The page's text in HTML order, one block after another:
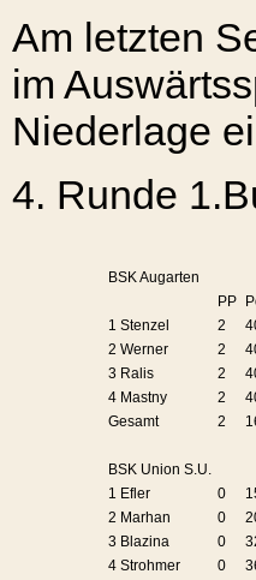
Am letzten
im
Niederlage
4. Runde
BSK Augarten
PP
1 Stenzel
2
2 Werner
2
3 Ralis
2
4 Mastny
2
Gesamt
2
BSK Union S.U.
1 Efler
0
2 Marhan
0
3 Blazina
0
4 Strohmer
0